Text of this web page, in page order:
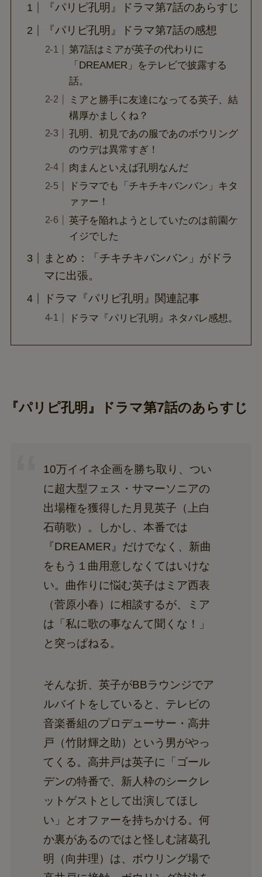
『パリピ孔明』ドラマ第7話のあらすじ
『パリピ孔明』ドラマ第7話の感想
第7話はミアが英子の代わりに
「DREAMER」をテレビで披露する
話。
ミアと勝手に友達になってる英子、結
構厚かましくね？
孔明、初見であの服であのボウリング
のウデは異常すぎ！
肉まんといえば孔明なんだ
ドラマでも「チキチキバンバン」キタ
ァァー！
英子を陥れようとしていたのは前園ケ
イジでした
まとめ：「チキチキバンバン」がドラ
マに出張。
ドラマ『パリピ孔明』関連記事
ドラマ『パリピ孔明』ネタバレ感想。
『パリピ孔明』ドラマ第7話のあらすじ
10万イイネ企画を勝ち取り、つい
に超大型フェス・サマーソニアの
出場権を獲得した月見英子（上白
石萌歌）。しかし、本番では
『DREAMER』だけでなく、新曲
をもう１曲用意しなくてはいけな
い。曲作りに悩む英子はミア西表
（菅原小春）に相談するが、ミア
は「私に歌の事なんて聞くな！」
と突っぱねる。
そんな折、英子がBBラウンジでア
ルバイトをしていると、テレビの
音楽番組のプロデューサー・高井
戸（竹財輝之助）という男がやっ
てくる。高井戸は英子に「ゴール
デンの特番で、新人枠のシークレ
ットゲストとして出演してほし
い」とオファーを持ちかける。何
か裏があるのではと怪しむ諸葛孔
明（向井理）は、ボウリング場で